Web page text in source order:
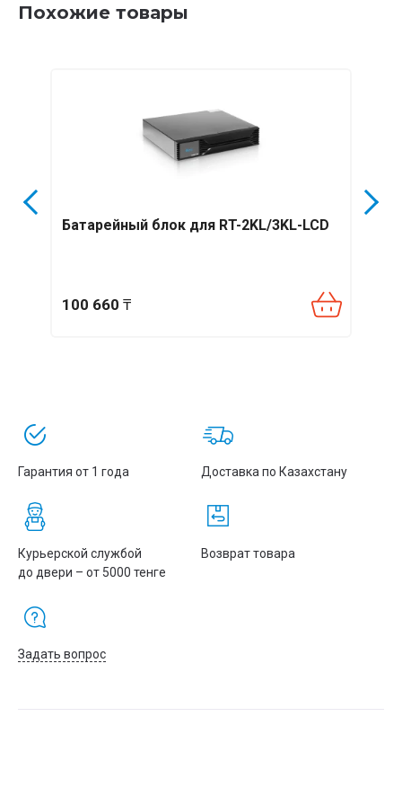
Похожие товары
Батарейный блок для RT-2KL/3KL-LCD
100 660 ₸
Гарантия от 1 года Доставка по Казахстану
Курьерской службой
до двери – от 5000 тенге
Возврат товара
Задать вопрос